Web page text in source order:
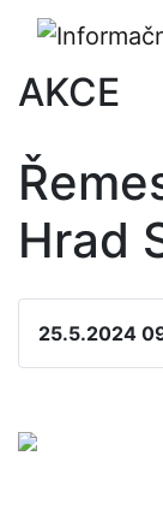
AKCE
Hrad
25.5.2024